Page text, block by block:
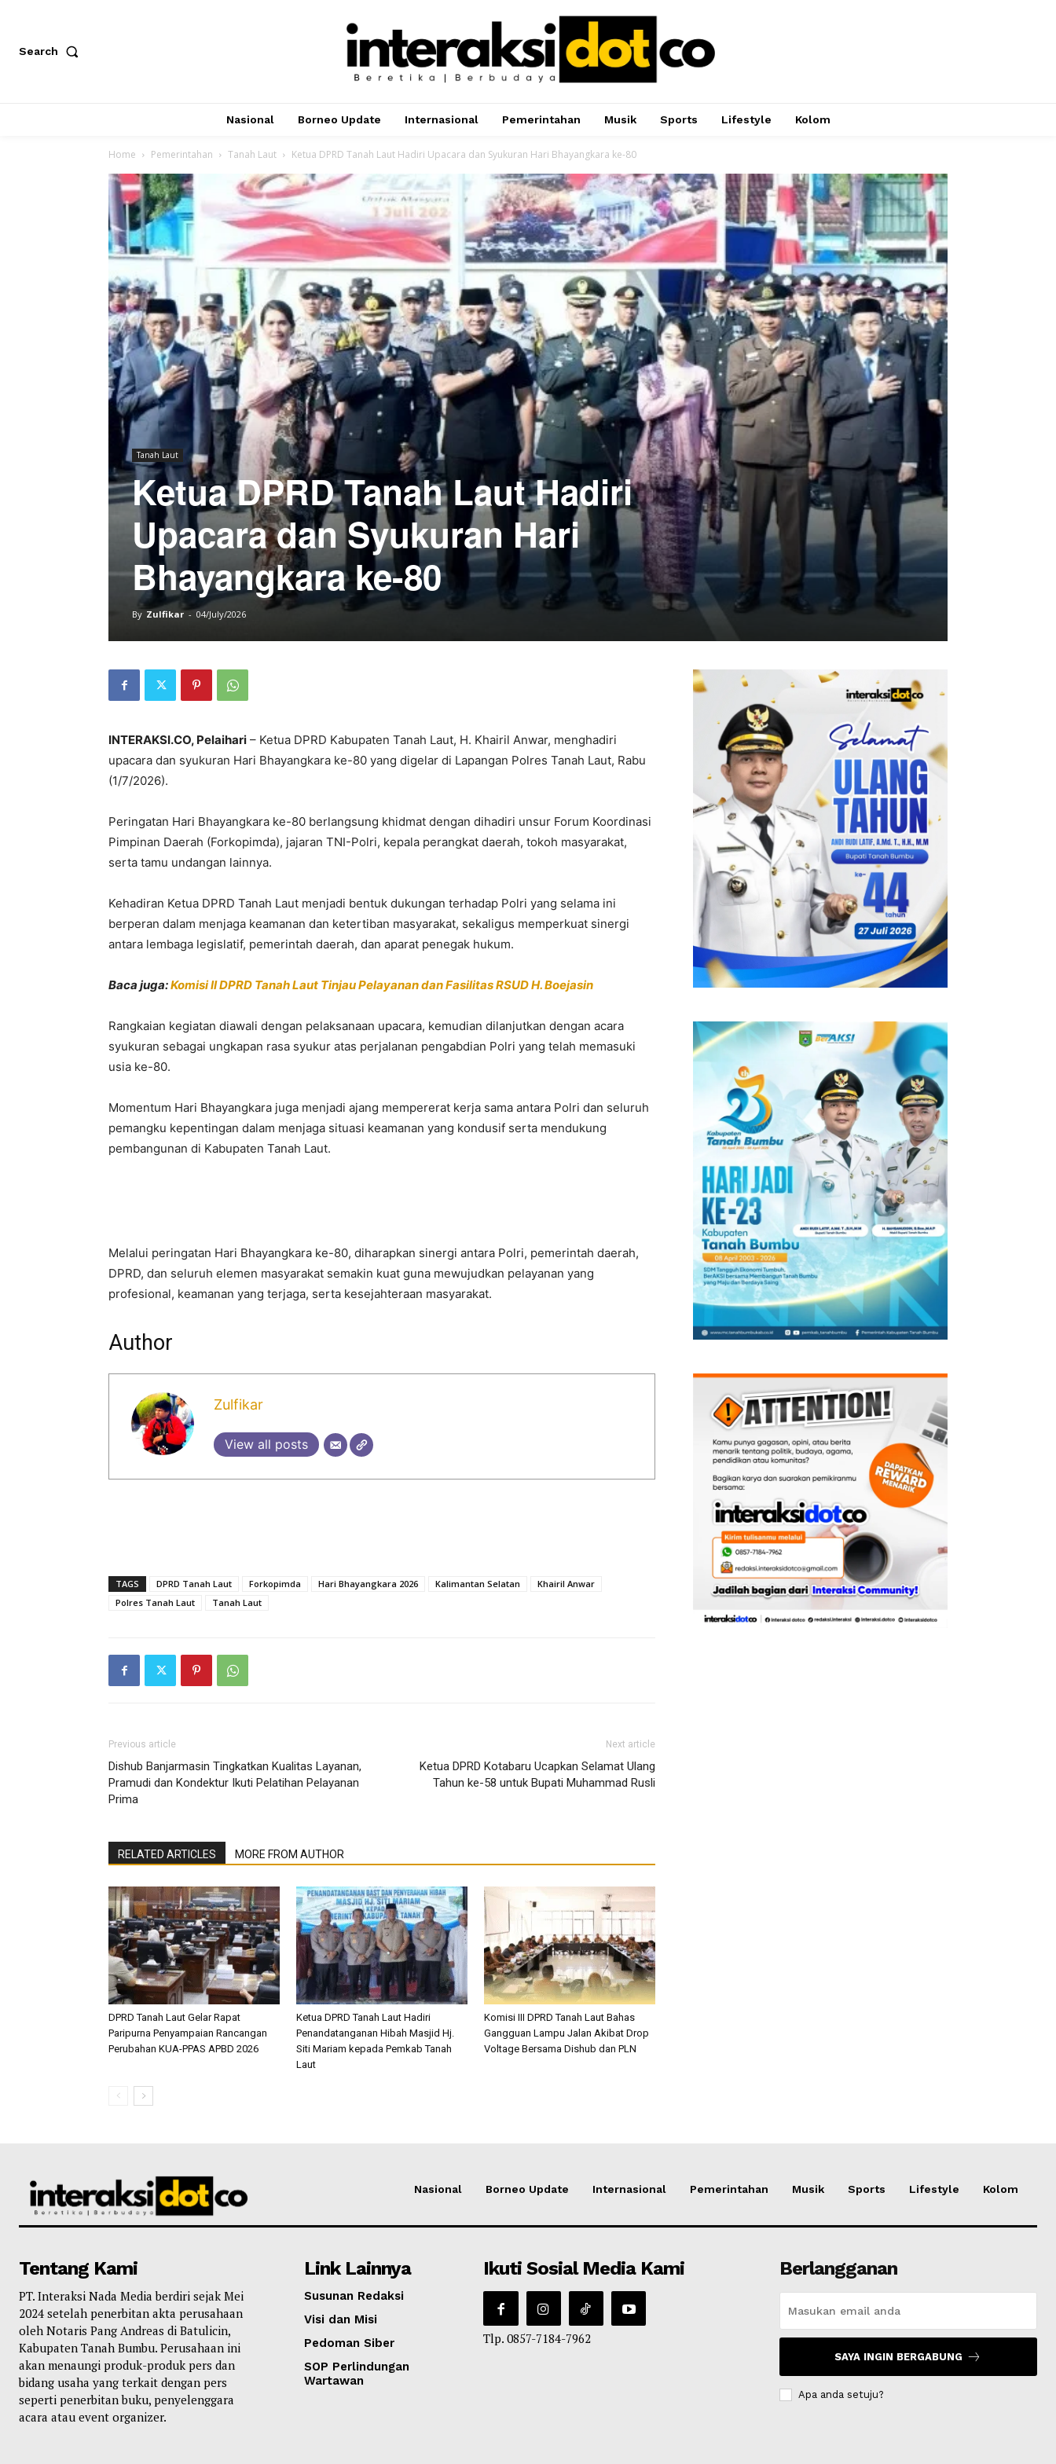
Search
Nasional Borneo Update Internasional Pemerintahan Musik Sports Lifestyle Kolom
Home Pemerintahan Tanah Laut Ketua DPRD Tanah Laut Hadiri Upacara dan Syukuran Hari Bhayangkara ke-80
Tanah Laut
Ketua DPRD Tanah Laut Hadiri
Upacara dan Syukuran Hari
Bhayangkara ke-80
By Zulfikar - 04/July/2026
INTERAKSI.CO, Pelaihari – Ketua DPRD Kabupaten Tanah Laut, H. Khairil Anwar, menghadiri
upacara dan syukuran Hari Bhayangkara ke-80 yang digelar di Lapangan Polres Tanah Laut, Rabu
(1/7/2026).
Peringatan Hari Bhayangkara ke-80 berlangsung khidmat dengan dihadiri unsur Forum Koordinasi
Pimpinan Daerah (Forkopimda), jajaran TNI-Polri, kepala perangkat daerah, tokoh masyarakat,
serta tamu undangan lainnya.
Kehadiran Ketua DPRD Tanah Laut menjadi bentuk dukungan terhadap Polri yang selama ini
berperan dalam menjaga keamanan dan ketertiban masyarakat, sekaligus memperkuat sinergi
antara lembaga legislatif, pemerintah daerah, dan aparat penegak hukum.
Baca juga:Komisi II DPRD Tanah Laut Tinjau Pelayanan dan Fasilitas RSUD H. Boejasin
Rangkaian kegiatan diawali dengan pelaksanaan upacara, kemudian dilanjutkan dengan acara
syukuran sebagai ungkapan rasa syukur atas perjalanan pengabdian Polri yang telah memasuki
usia ke-80.
Momentum Hari Bhayangkara juga menjadi ajang mempererat kerja sama antara Polri dan seluruh
pemangku kepentingan dalam menjaga situasi keamanan yang kondusif serta mendukung
pembangunan di Kabupaten Tanah Laut.
Melalui peringatan Hari Bhayangkara ke-80, diharapkan sinergi antara Polri, pemerintah daerah,
DPRD, dan seluruh elemen masyarakat semakin kuat guna mewujudkan pelayanan yang
profesional, keamanan yang terjaga, serta kesejahteraan masyarakat.
Author
Zulfikar
View all posts
TAGS DPRD Tanah Laut Forkopimda Hari Bhayangkara 2026 Kalimantan Selatan
Khairil Anwar
Polres Tanah Laut
Tanah Laut
Previous article
Dishub Banjarmasin Tingkatkan Kualitas Layanan,
Pramudi dan Kondektur Ikuti Pelatihan Pelayanan
Prima
Next article
Ketua DPRD Kotabaru Ucapkan Selamat Ulang
Tahun ke-58 untuk Bupati Muhammad Rusli
RELATED ARTICLES MORE FROM AUTHOR
DPRD Tanah Laut Gelar Rapat
Paripurna Penyampaian Rancangan
Perubahan KUA-PPAS APBD 2026
Ketua DPRD Tanah Laut Hadiri
Penandatanganan Hibah Masjid Hj.
Siti Mariam kepada Pemkab Tanah
Laut
Komisi III DPRD Tanah Laut Bahas
Gangguan Lampu Jalan Akibat Drop
Voltage Bersama Dishub dan PLN
Nasional Borneo Update Internasional Pemerintahan Musik Sports Lifestyle Kolom
Tentang Kami
PT. Interaksi Nada Media berdiri sejak Mei
2024 setelah penerbitan akta perusahaan
oleh Notaris Pang Andreas di Batulicin,
Kabupaten Tanah Bumbu. Perusahaan ini
akan menaungi produk-produk pers dan
bidang usaha yang terkait dengan pers
seperti penerbitan buku, penyelenggara
acara atau event organizer.
Link Lainnya
Susunan Redaksi
Visi dan Misi
Pedoman Siber
SOP Perlindungan
Wartawan
Ikuti Sosial Media Kami
Tlp. 0857-7184-7962
Berlangganan
SAYA INGIN BERGABUNG
Apa anda setuju?